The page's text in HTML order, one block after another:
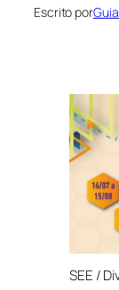
Escrito por
SEE /